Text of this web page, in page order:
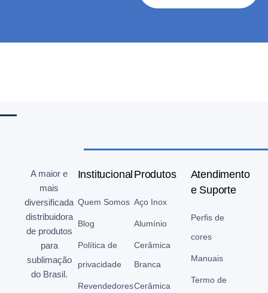
A maior e
mais
diversificada
distribuidora
de produtos
para
sublimação
do Brasil.
Institucional
Quem Somos
Blog
Política de
privacidade
Revendedores
Produtos
Aço Inox
Alumínio
Cerâmica
Branca
Cerâmica
Atendimento
e Suporte
Perfis de
cores
Manuais
Termo de